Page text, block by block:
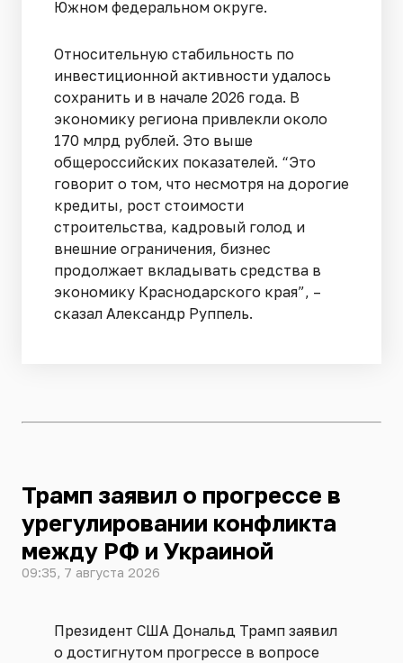
Южном федеральном округе.
Относительную стабильность по
инвестиционной активности удалось
сохранить и в начале 2026 года. В
экономику региона привлекли около
170 млрд рублей. Это выше
общероссийских показателей. “Это
говорит о том, что несмотря на дорогие
кредиты, рост стоимости
строительства, кадровый голод и
внешние ограничения, бизнес
продолжает вкладывать средства в
экономику Краснодарского края”, –
сказал Александр Руппель.
Трамп заявил о прогрессе в
урегулировании конфликта
между РФ и Украиной
09:35, 7 августа 2026
Президент США Дональд Трамп заявил
о достигнутом прогрессе в вопросе